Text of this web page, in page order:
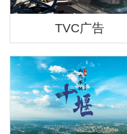
TVC广告